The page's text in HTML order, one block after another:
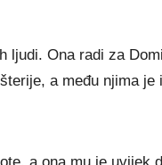
ljudi. Ona radi za
a među njima je